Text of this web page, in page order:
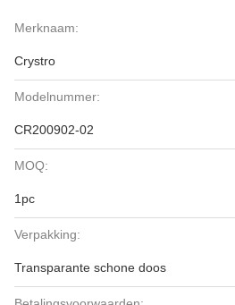
Merknaam:
Crystro
Modelnummer:
CR200902-02
MOQ:
1pc
Verpakking:
Transparante schone doos